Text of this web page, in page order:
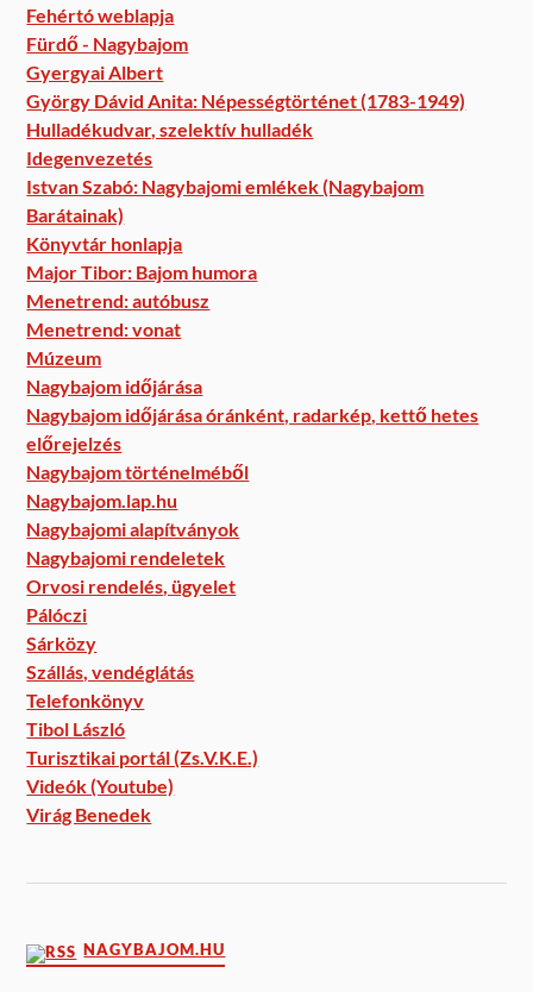
Fehértó weblapja
Fürdő - Nagybajom
Gyergyai Albert
György Dávid Anita: Népességtörténet (1783-1949)
Hulladékudvar, szelektív hulladék
Idegenvezetés
Istvan Szabó: Nagybajomi emlékek (Nagybajom
Barátainak)
Könyvtár honlapja
Major Tibor: Bajom humora
Menetrend: autóbusz
Menetrend: vonat
Múzeum
Nagybajom időjárása
Nagybajom időjárása óránként, radarkép, kettő hetes
előrejelzés
Nagybajom történelméből
Nagybajom.lap.hu
Nagybajomi alapítványok
Nagybajomi rendeletek
Orvosi rendelés, ügyelet
Pálóczi
Sárközy
Szállás, vendéglátás
Telefonkönyv
Tibol László
Turisztikai portál (Zs.V.K.E.)
Videók (Youtube)
Virág Benedek
NAGYBAJOM.HU